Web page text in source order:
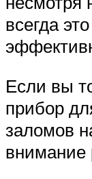
всегда
Если вы
прибор
заломов
внимание